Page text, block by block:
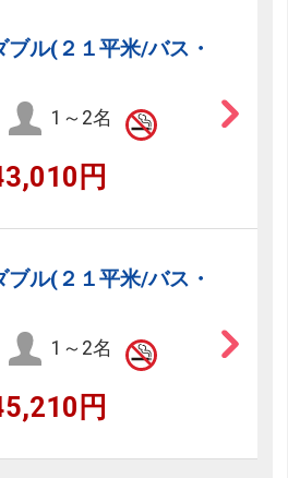
ル(２１平米/バス・
1～2名
円
ル(２１平米/バス・
1～2名
円